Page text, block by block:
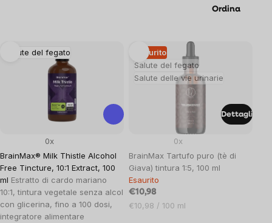
Ordina
List
products
Salute del fegato
BrainMax® Milk Thistle Alcohol
Free Tincture, 10:1 Extract, 100
ml Estratto di cardo mariano
10:1, tintura vegetale senza alcol
con glicerina, fino a 100 dosi,
integratore alimentare
0x
Salute del fegato
Salute delle vie urinarie
Esaurito
BrainMax Tartufo puro (tè di
Giava) tintura 1:5, 100 ml
0x
Esaurito
€10,98
Prezzo
€10,98 / 100 ml
Dettagli